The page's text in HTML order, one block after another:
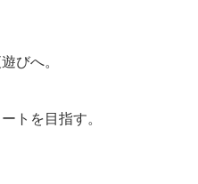
びへ。
トを目指す。